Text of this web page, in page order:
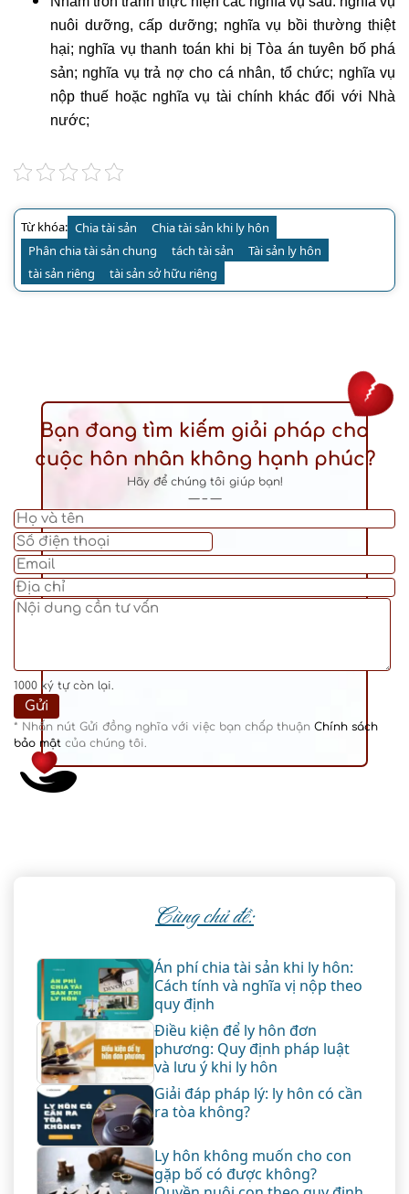
nuôi dưỡng, cấp dưỡng; nghĩa vụ bồi thường thiệt
hại; nghĩa vụ thanh toán khi bị Tòa án tuyên bố phá
sản; nghĩa vụ trả nợ cho cá nhân, tổ chức; nghĩa vụ
nộp thuế hoặc nghĩa vụ tài chính khác đối với Nhà
nước;
Từ khóa: Chia tài sản
Chia tài sản khi ly hôn
Phân chia tài sản chung
tách tài sản
Tài sản ly hôn
tài sản riêng
tài sản sở hữu riêng
Bạn đang tìm kiếm giải pháp cho
cuộc hôn nhân không hạnh phúc?
Hãy để chúng tôi giúp bạn!
— – —
1000 ký tự còn lại.
* Nhấn nút Gửi đồng nghĩa với việc bạn chấp thuận Chính sách
bảo mật của chúng tôi.
Cùng chủ đề:
Án phí chia tài sản khi ly hôn:
Cách tính và nghĩa vị nộp theo
quy định
Điều kiện để ly hôn đơn
phương: Quy định pháp luật
và lưu ý khi ly hôn
Giải đáp pháp lý: ly hôn có cần
ra tòa không?
Ly hôn không muốn cho con
gặp bố có được không?